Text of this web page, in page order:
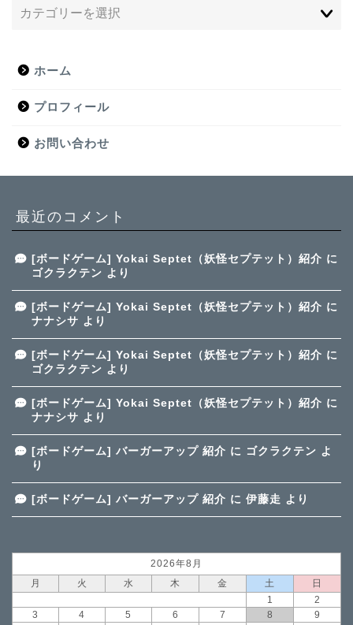
ホーム
プロフィール
お問い合わせ
最近のコメント
[ボードゲーム] Yokai Septet（妖怪セプテット）紹介 に
ゴクラクテン より
[ボードゲーム] Yokai Septet（妖怪セプテット）紹介 に
ナナシサ より
[ボードゲーム] Yokai Septet（妖怪セプテット）紹介 に
ゴクラクテン より
[ボードゲーム] Yokai Septet（妖怪セプテット）紹介 に
ナナシサ より
[ボードゲーム] バーガーアップ 紹介 に ゴクラクテン よ
り
[ボードゲーム] バーガーアップ 紹介 に 伊藤走 より
2026年8月
月
火 水 木 金 土
日
1
2
3
4 5 6 7 8
9